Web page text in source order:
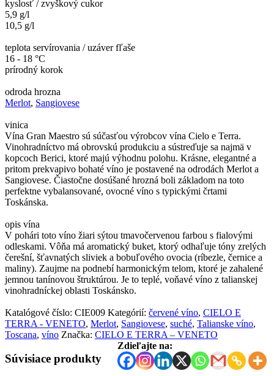
kyslosť / zvyškový cukor
5,9 g/l
10,5 g/l
teplota servírovania / uzáver fľaše
16 - 18 °C
prírodný korok
odroda hrozna
Merlot, Sangiovese
vinica
Vína Gran Maestro sú súčasťou výrobcov vína Cielo e Terra.
Vinohradníctvo má obrovskú produkciu a sústreďuje sa najmä v
kopcoch Berici, ktoré majú výhodnu polohu. Krásne, elegantné a
pritom prekvapivo bohaté víno je postavené na odrodách Merlot a
Sangiovese. Čiastočne dosúšané hrozná boli základom na toto
perfektne vybalansované, ovocné víno s typickými črtami
Toskánska.
opis vína
V pohári toto víno žiari sýtou tmavočervenou farbou s fialovými
odleskami. Vôňa má aromatický buket, ktorý odhaľuje tóny zrelých
čerešní, šťavnatých sliviek a bobuľového ovocia (ríbezle, černice a
maliny). Zaujme na podnebí harmonickým telom, ktoré je zahalené
jemnou tanínovou štruktúrou. Je to teplé, voňavé víno z talianskej
vinohradníckej oblasti Toskánsko.
Katalógové číslo: CIE009 Kategórií: červené víno, CIELO E
TERRA - VENETO, Merlot, Sangiovese, suché, Talianske víno,
Toscana, víno Značka: CIELO E TERRA – VENETO
Zdieľajte na:
Súvisiace produkty